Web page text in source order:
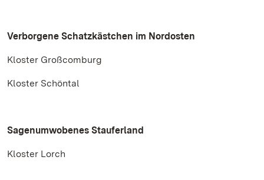
Verborgene Schatzkästchen im Nordosten
Kloster Großcomburg
Kloster Schöntal
Sagenumwobenes Stauferland
Kloster Lorch